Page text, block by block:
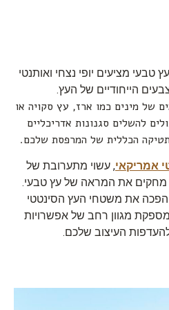
טבעי מציעים יופי נצחי ואותנטי
הייחודיים של העץ.
של מינים כמו ארז, עץ סקויה או
להשלים סגנונות אדריכליים
הכללית של המרפסת שלכם.
אמריקאי, עשוי מתערובת של
מחקים את המראה של עץ טבעי.
הפכה את משטחי העץ הסינטטי
מגוון רחב של אפשרויות
העיצוב שלכם.